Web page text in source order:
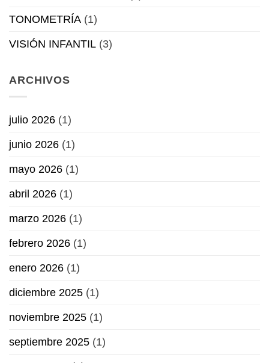
TONOMETRÍA (1)
VISIÓN INFANTIL (3)
ARCHIVOS
julio 2026 (1)
junio 2026 (1)
mayo 2026 (1)
abril 2026 (1)
marzo 2026 (1)
febrero 2026 (1)
enero 2026 (1)
diciembre 2025 (1)
noviembre 2025 (1)
septiembre 2025 (1)